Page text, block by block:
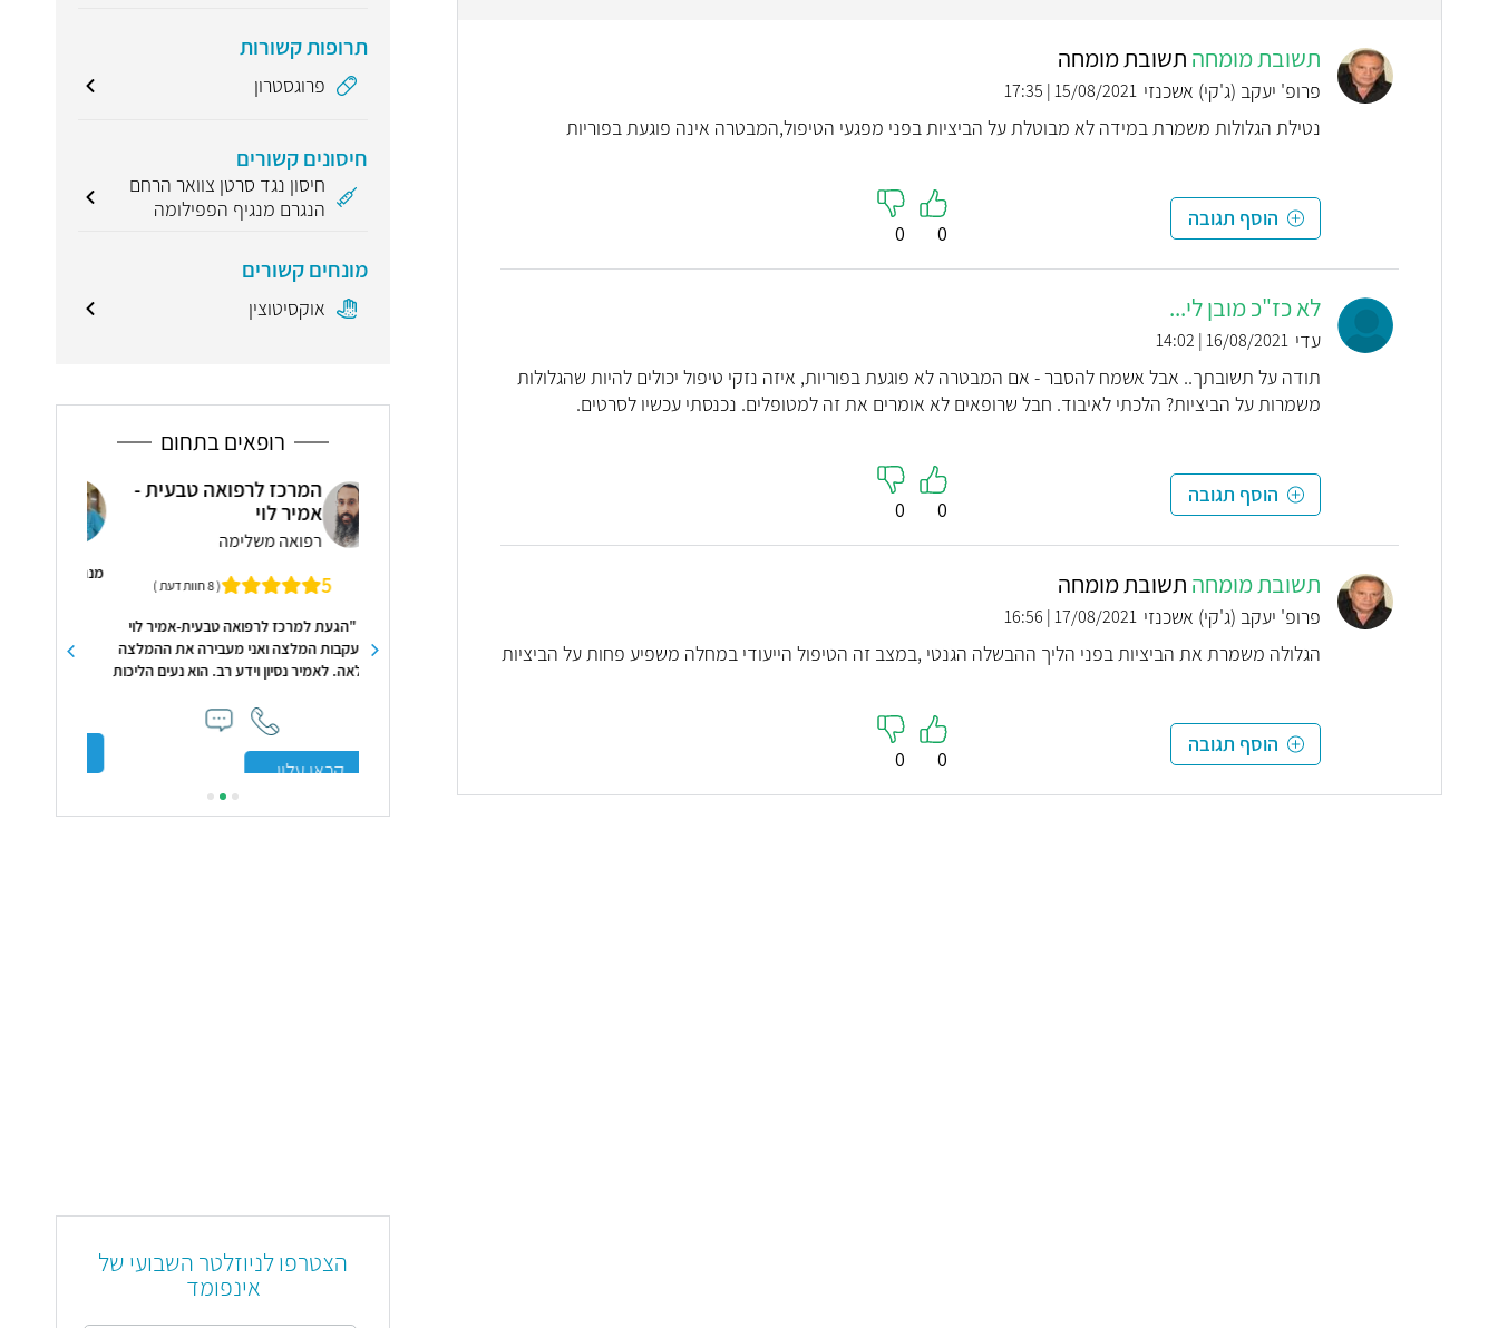
תשובת מומחה תשובת מומחה
פרופ' יעקב (ג'קי) אשכנזי 15/08/2021 | 17:35
נטילת הגלולות משמרת במידה לא מבוטלת על הביציות בפני מפגעי הטיפול,המבטרה אינה פוגעת בפוריות
הוסף תגובה
0
0
לא כז"כ מובן לי...
עדי 16/08/2021 | 14:02
תודה על תשובתך.. אבל אשמח להסבר - אם המבטרה לא פוגעת בפוריות, איזה נזקי טיפול יכולים להיות שהגלולות
משמרות על הביציות? הלכתי לאיבוד. חבל שרופאים לא אומרים את זה למטופלים. נכנסתי עכשיו לסרטים.
הוסף תגובה
0
0
תשובת מומחה תשובת מומחה
פרופ' יעקב (ג'קי) אשכנזי 17/08/2021 | 16:56
הגלולה משמרת את הביציות בפני הליך ההבשלה הגנטי ,במצב זה הטיפול הייעודי במחלה משפיע פחות על הביציות
הוסף תגובה
0
0
תרופות קשורות
פרוגסטרון
חיסונים קשורים
חיסון נגד סרטן צוואר הרחם
הנגרם מנגיף הפפילומה
מונחים קשורים
אוקסיטוצין
רופאים בתחום
רפואה משלימה
בעקבות המלצה ואני מעבירה את ההמלצה
ד"ר דורית רביד
יילוד וגינקולוגיה, רפואת נשים
מנהלת השירות האמבולטורי המיילדותי במרכז
הרפואי מאיר, כפר סבא
קראו עליי
הצטרפו לניוזלטר השבועי של
אינפומד